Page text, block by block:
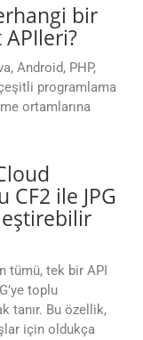
bir
Android, PHP,
programlama
ortamlarına
ile JPG
tümü, tek bir API
toplu
tanır. Bu özellik,
için oldukça